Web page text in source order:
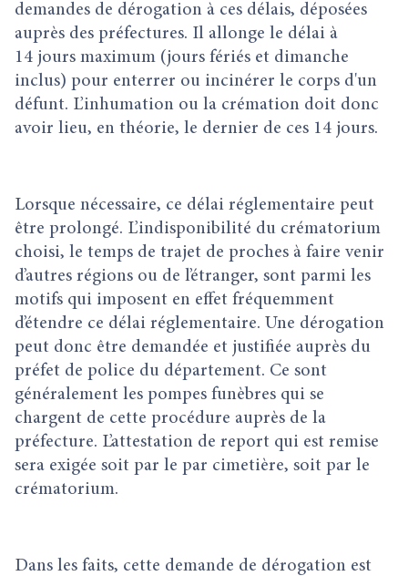
demandes de dérogation à ces délais, déposées
auprès des préfectures. Il allonge le délai à
14 jours maximum (jours fériés et dimanche
inclus) pour enterrer ou incinérer le corps d'un
défunt. L’inhumation ou la crémation doit donc
avoir lieu, en théorie, le dernier de ces 14 jours.
Lorsque nécessaire, ce délai réglementaire peut
être prolongé. L’indisponibilité du crématorium
choisi, le temps de trajet de proches à faire venir
d’autres régions ou de l’étranger, sont parmi les
motifs qui imposent en effet fréquemment
d’étendre ce délai réglementaire. Une dérogation
peut donc être demandée et justifiée auprès du
préfet de police du département. Ce sont
généralement les pompes funèbres qui se
chargent de cette procédure auprès de la
préfecture. L’attestation de report qui est remise
sera exigée soit par le par cimetière, soit par le
crématorium.
Dans les faits, cette demande de dérogation est